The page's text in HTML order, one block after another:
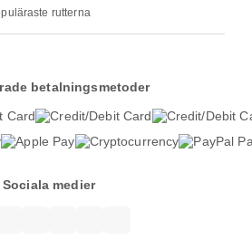
rutterna
betalningsmetoder
Sociala medier